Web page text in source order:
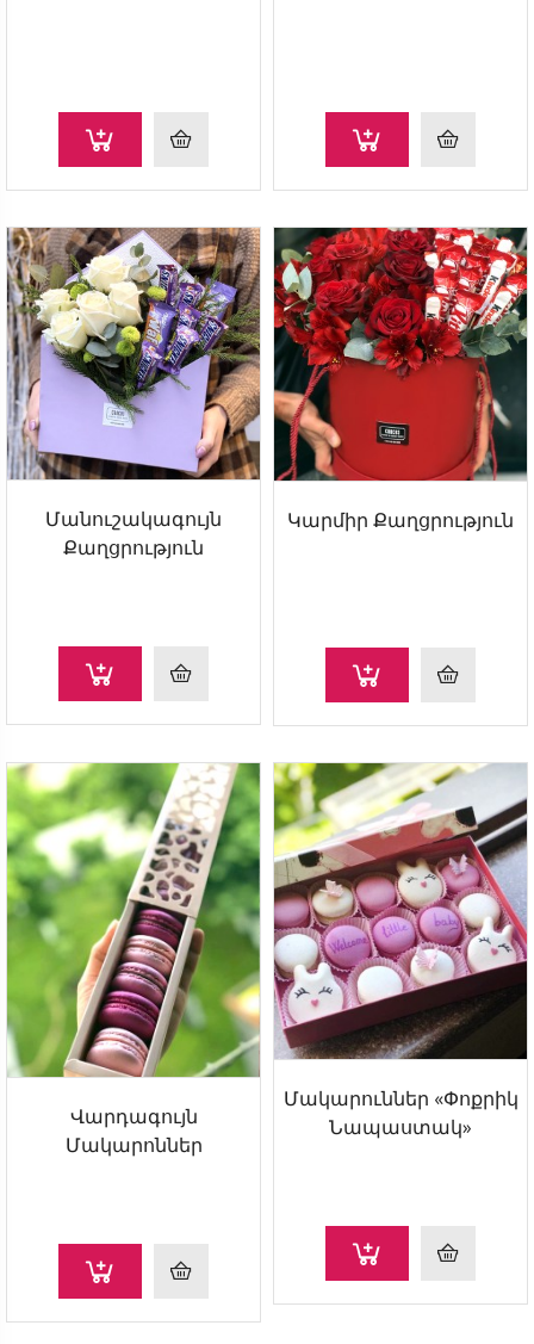
Մանուշակագույն
Քաղցրություն
Կարմիր Քաղցրություն
Վարդագույն
Մակարոններ
Մակարուններ «Փոքրիկ
Նապաստակ»